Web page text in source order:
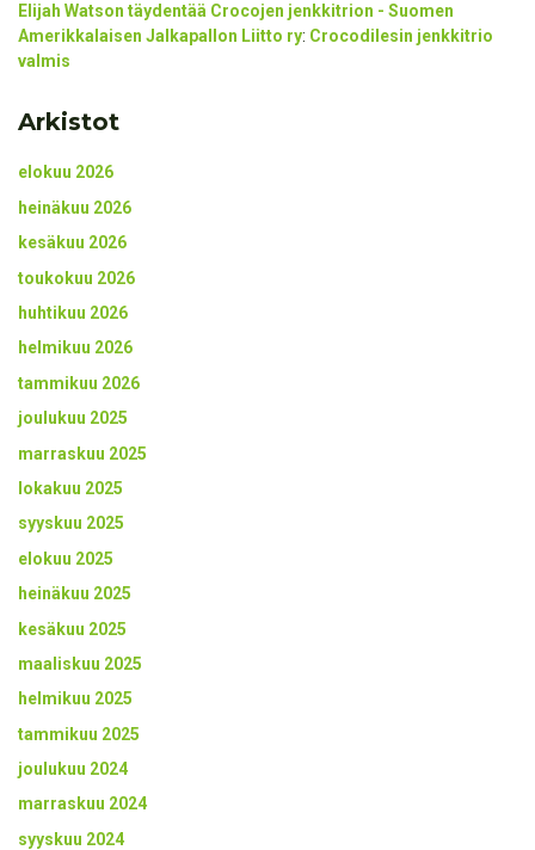
Elijah Watson täydentää Crocojen jenkkitrion - Suomen
Amerikkalaisen Jalkapallon Liitto ry: Crocodilesin jenkkitrio
valmis
Arkistot
elokuu 2026
heinäkuu 2026
kesäkuu 2026
toukokuu 2026
huhtikuu 2026
helmikuu 2026
tammikuu 2026
joulukuu 2025
marraskuu 2025
lokakuu 2025
syyskuu 2025
elokuu 2025
heinäkuu 2025
kesäkuu 2025
maaliskuu 2025
helmikuu 2025
tammikuu 2025
joulukuu 2024
marraskuu 2024
syyskuu 2024